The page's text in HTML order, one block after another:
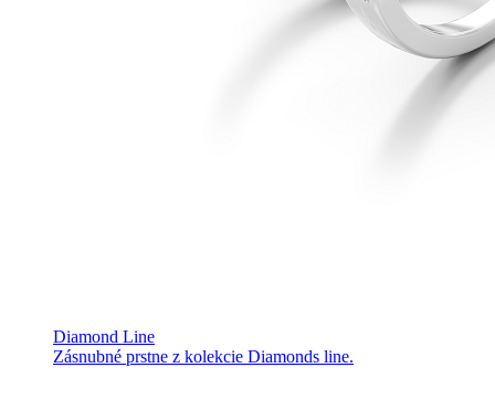
Diamond Line
Zásnubné prstne z kolekcie Diamonds line.